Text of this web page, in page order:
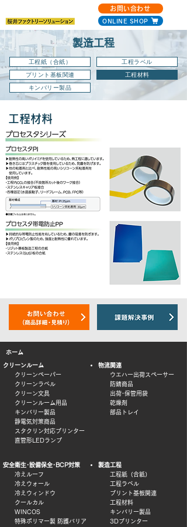
お問い合わせ
ONLINE SHOP
製造工程
工程紙（合紙）
プリント基板関連
工程ラベル
工程材料
キンバリー製品
工程材料
ホーム
クリーンルーム
クリーンペーパー
クリーンラベル
クリーン文具
クリーンルーム用品
キンバリー製品
静電気対策商品
スタクリン対応プリンター
直管形LEDランプ
物流関連
ウエハー出荷スペーサー
防錆商品
出荷･保管用袋
乾燥剤
部品トレイ
安全衛生･設備保全･BCP対策
冷えルーフ
冷えウォール
冷えウィンドウ
クールカル
WINCOS
特殊ポリマー製 防護バリア
製造工程
工程紙（合紙）
工程ラベル
プリント基板関連
工程材料
キンバリー製品
3Dプリンター